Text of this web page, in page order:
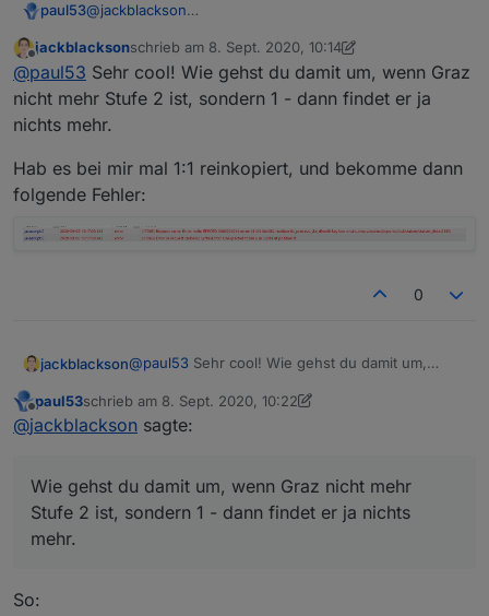
paul53@jackblackson
Warnstufe 2:
const url = 'https://corona-ampel.gv.at/sites/
schedule('* * * * *', function() {
request(url, function(err, response,
        let arr = JSON.parse(json).warnstufen;
if(arr[i].name == 'Graz (Stadt)')
        }
Offline
jackblacksonschrieb am 8. Sept. 2020, 10:14
zuletzt editiert von jackblackson9. Aug. 2020, 12:17
@paul53 Sehr cool! Wie gehst du damit um, wenn Graz
nicht mehr Stufe 2 ist, sondern 1 - dann findet er ja
nichts mehr.
Hab es bei mir mal 1:1 reinkopiert, und bekomme dann
folgende Fehler:
0
jackblackson@paul53 Sehr cool! Wie gehst du damit um,
dann findet er ja nichts mehr.
Hab es bei mir mal 1:1 reinkopiert, und bekomme
dann folgende Fehler:
Offline
paul53schrieb am 8. Sept. 2020, 10:22
zuletzt editiert von paul53 9. Aug. 2020, 12:22
@jackblackson sagte:
Wie gehst du damit um, wenn Graz nicht mehr
Stufe 2 ist, sondern 1 - dann findet er ja nichts
mehr.
So: